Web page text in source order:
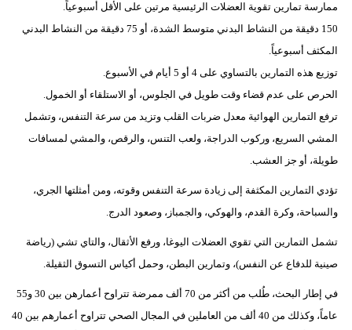
ممارسة تمارين تقوية العضلات الرئيسية مرتين على الأقل أسبوعياً.
150 دقيقة من النشاط البدني متوسط الشدة، أو 75 دقيقة من النشاط البدني
المكثف أسبوعياً.
توزيع هذه التمارين بالتساوي على 4 أو 5 أيام في الأسبوع.
الحرص على عدم قضاء وقت طويل في الجلوس، أو الاستلقاء أو الخمول.
ترفع التمارين الهوائية معدل ضربات القلب وتزيد من سرعة التنفس، وتشمل
المشي السريع، وركوب الدراجة، ولعب التنس، والرقص، والمشي لمسافات
طويلة، أو جز العشب.
تؤدي التمارين المكثفة إلى زيادة سرعة التنفس وقوته، ومن أمثلتها الجري،
والسباحة، وكرة القدم، والهوكي، والجمباز، وصعود الدرج.
تشمل التمارين التي تقوي العضلات اليوغا، ورفع الأثقال، والتاي تشي (رياضة
صينية للدفاع عن النفس)، وتمارين البطن، وحمل أكياس التسوق الثقيلة.
في إطار البحث، طُلب من أكثر من 70 ألف ممرضة تتراوح أعمارهن بين 30 و55
عاماً، وكذلك من 40 ألف من العاملين في المجال الصحي تتراوح أعمارهم بين 40